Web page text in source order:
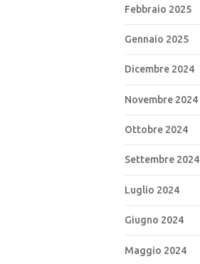
Febbraio 2025
Gennaio 2025
Dicembre 2024
Novembre 2024
Ottobre 2024
Settembre 2024
Luglio 2024
Giugno 2024
Maggio 2024